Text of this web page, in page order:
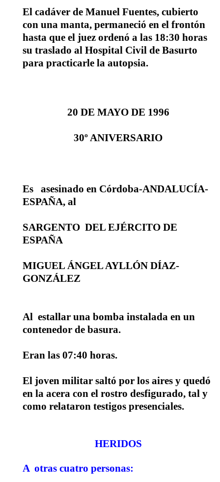
El cadáver de Manuel Fuentes, cubierto
con una manta, permaneció en el frontón
hasta que el juez ordenó a las 18:30 horas
su traslado al Hospital Civil de Basurto
para practicarle la autopsia.
20 DE MAYO DE 1996
30º ANIVERSARIO
Es
asesinado en Córdoba-ANDALUCÍA-
ESPAÑA, al
SARGENTO DEL EJÉRCITO DE
ESPAÑA
MIGUEL ÁNGEL AYLLÓN DÍAZ-
GONZÁLEZ
Al estallar una bomba instalada en un
contenedor de basura.
Eran las 07:40 horas.
El joven militar saltó por los aires y quedó
en la acera con el rostro desfigurado, tal y
como relataron testigos presenciales.
HERIDOS
A otras cuatro personas: